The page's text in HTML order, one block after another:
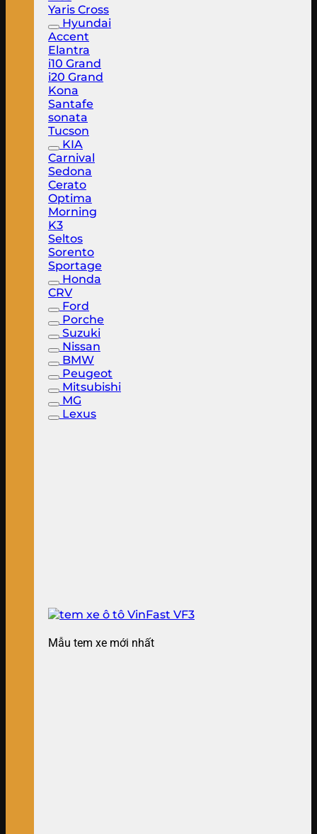
Yaris Cross
Hyundai
Accent
Elantra
i10 Grand
i20 Grand
Kona
Santafe
sonata
Tucson
KIA
Carnival
Sedona
Cerato
Optima
Morning
K3
Seltos
Sorento
Sportage
Honda
CRV
Ford
Porche
Suzuki
Nissan
BMW
Peugeot
Mitsubishi
MG
Lexus
Mẫu tem xe mới nhất